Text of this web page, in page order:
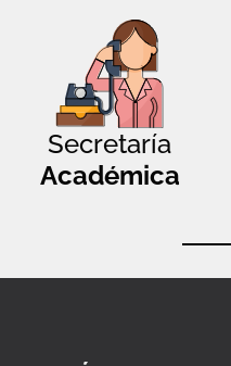
Secretaría
Académica